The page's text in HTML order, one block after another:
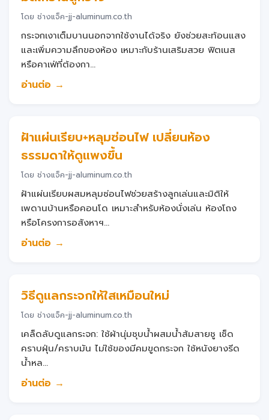
โดย ช่างแจ็ค-jj-aluminum.co.th
กระจกเงาเต็มบานนอกจากใช้งานได้จริง ยังช่วยสะท้อนแสง
และเพิ่มความลึกของห้อง เหมาะกับร้านเสริมสวย ฟิตเนส
หรือคาเฟ่ที่ต้องกา...
อ่านต่อ →
ฝ้าแผ่นเรียบ+หลุมซ่อนไฟ เปลี่ยนห้อง
ธรรมดาให้ดูแพงขึ้น
โดย ช่างแจ็ค-jj-aluminum.co.th
ฝ้าแผ่นเรียบผสมหลุมซ่อนไฟช่วยสร้างลูกเล่นและมิติให้
เพดานบ้านหรือคอนโด เหมาะสำหรับห้องนั่งเล่น ห้องโถง
หรือโครงการอสังหาฯ...
อ่านต่อ →
วิธีดูแลกระจกให้ใสเหมือนใหม่
โดย ช่างแจ็ค-jj-aluminum.co.th
เคล็ดลับดูแลกระจก: ใช้ผ้านุ่มชุบน้ำผสมน้ำส้มสายชู เช็ด
คราบฝุ่น/คราบมัน ไม่ใช้ของมีคมขูดกระจก ใช้หนังยางรีด
น้ำหล...
อ่านต่อ →